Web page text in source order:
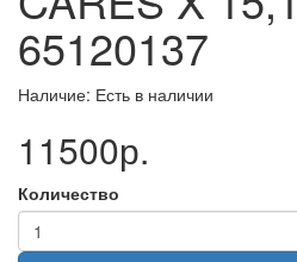
65120137
Наличие: Есть в наличии
11500р.
Количество